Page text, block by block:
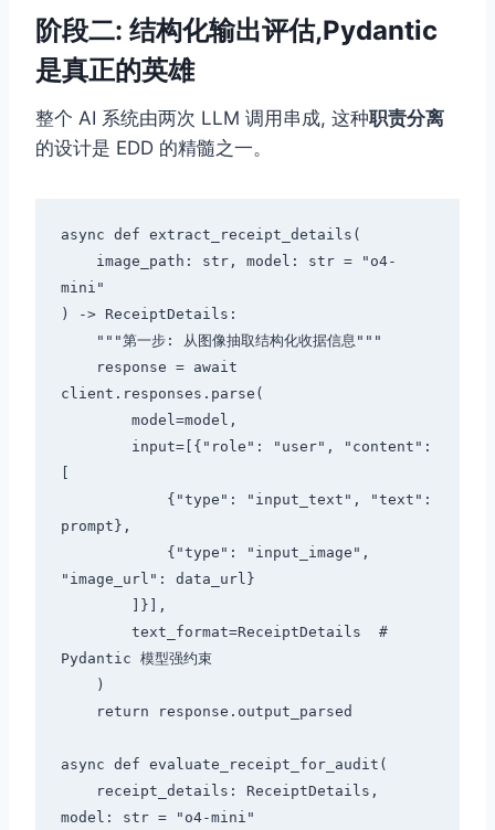
阶段二: 结构化输出评估,Pydantic
是真正的英雄
整个 AI 系统由两次 LLM 调用串成, 这种职责分离
的设计是 EDD 的精髓之一。
async def extract_receipt_details(
mini"
) -> ReceiptDetails:
client.responses.parse(
prompt},
"image_url": data_url}
Pydantic 模型强约束
async def evaluate_receipt_for_audit(
model: str = "o4-mini"